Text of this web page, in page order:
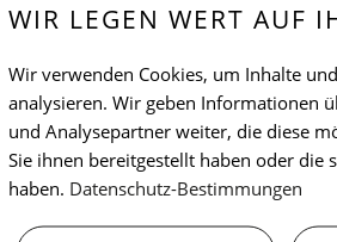
WIR LEGEN WERT AUF
Wir verwenden Cookies, um Inhalte
analysieren. Wir geben Informationen
und Analysepartner weiter, die diese
Sie ihnen bereitgestellt haben oder die
haben. Datenschutz-Bestimmungen